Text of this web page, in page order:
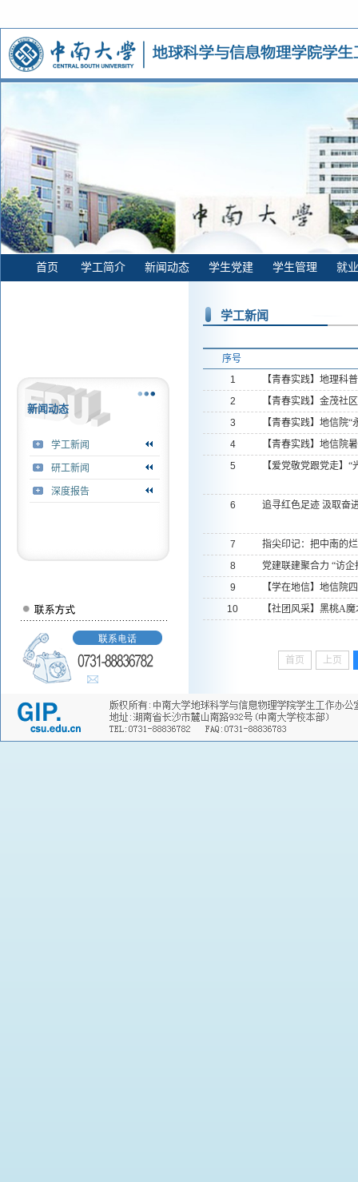
首页 学工简介 新闻动态 学生党建 学生管理 就
新闻动态
学工新闻
研工新闻
深度报告
学工新闻
序号
1
【青春实践】地理科
2
【青春实践】金茂社
3
【青春实践】地信院
4
【青春实践】地信院
5
【爱党敬党跟党走】
6 追寻红色足迹 汲取奋
7
指尖印记：把中南的
8
党建联建聚合力 “访
9
【学在地信】地信院
10
【社团风采】黑桃A
首页 上页